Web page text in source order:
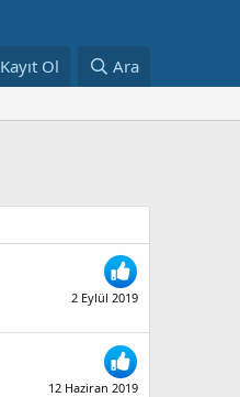
Kayıt Ol Ara
2 Eylül 2019
12 Haziran 2019